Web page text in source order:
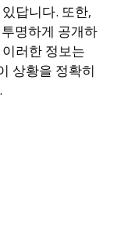
답니다. 또한,
명하게 공개하
러한 정보는
상황을 정확히